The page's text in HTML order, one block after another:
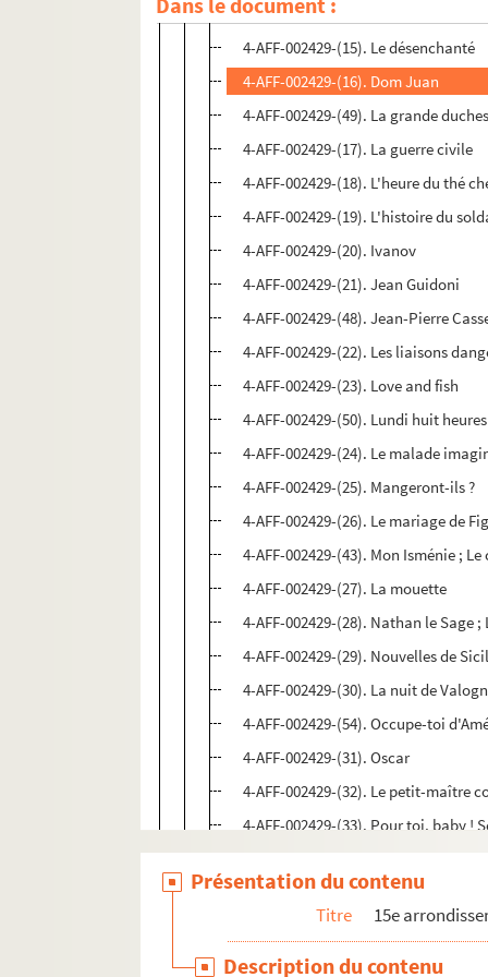
4-AFF-002429-(14). La déchéance
4-AFF-002429-(15). Le désenchanté
4-AFF-002429-(16). Dom Juan
4-AFF-002429-(49). La grande
4-AFF-002429-(17). La guerre civile
4-AFF-002429-(18). L'heure du thé
4-AFF-002429-(19). L'histoire du
4-AFF-002429-(20). Ivanov
4-AFF-002429-(21). Jean Guidoni
4-AFF-002429-(48). Jean-Pierre
4-AFF-002429-(22). Les liaisons
4-AFF-002429-(23). Love and fish
4-AFF-002429-(50). Lundi huit heures
4-AFF-002429-(24). Le malade
4-AFF-002429-(25). Mangeront-ils ?
4-AFF-002429-(26). Le mariage de
4-AFF-002429-(43). Mon Isménie ;
4-AFF-002429-(27). La mouette
4-AFF-002429-(28). Nathan le Sage
4-AFF-002429-(29). Nouvelles de
4-AFF-002429-(30). La nuit de
4-AFF-002429-(54). Occupe-toi
4-AFF-002429-(31). Oscar
4-AFF-002429-(32). Le petit-maître
4-AFF-002429-(33). Pour toi, baby !
4-AFF-002429-(34). La puce à
4-AFF-002429-(35). Quadrille
4-AFF-002429-(51). La question
4-AFF-002429-(36). Le ruban
Présentation du contenu
Titre 15e
Description du contenu